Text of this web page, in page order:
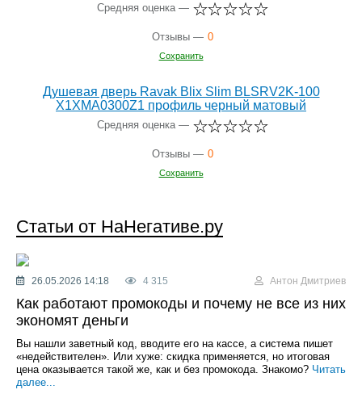
Средняя оценка —
Отзывы — 0
Сохранить
Душевая дверь Ravak Blix Slim BLSRV2K-100
X1XMA0300Z1 профиль черный матовый
Средняя оценка —
Отзывы — 0
Сохранить
Статьи от НаНегативе.ру
26.05.2026 14:18 4 315 Антон Дмитриев
Как работают промокоды и почему не все из них
экономят деньги
Вы нашли заветный код, вводите его на кассе, а система пишет
«недействителен». Или хуже: скидка применяется, но итоговая
цена оказывается такой же, как и без промокода. Знакомо? Читать
далее...